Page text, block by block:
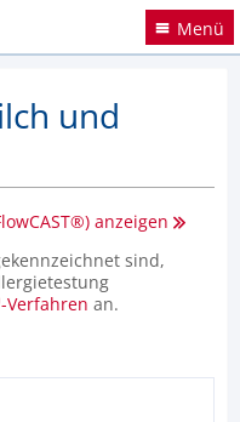
Menü
und
anzeigen
sind,
-Verfahren an.